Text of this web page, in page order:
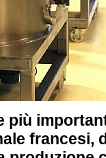
più
francesi,